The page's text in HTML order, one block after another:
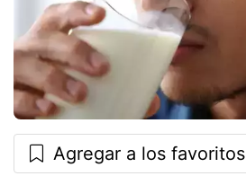
Agregar a los favoritos